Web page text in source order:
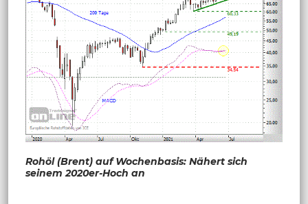
Rohöl (Brent) auf Wochenbasis: Nähert sich
seinem 2020er-Hoch an